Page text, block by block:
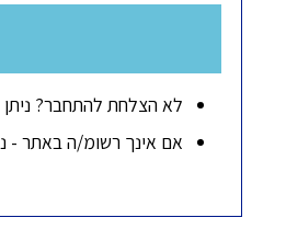
לא הצלחת להתחבר?
אם אינך רשומ/ה באתר -